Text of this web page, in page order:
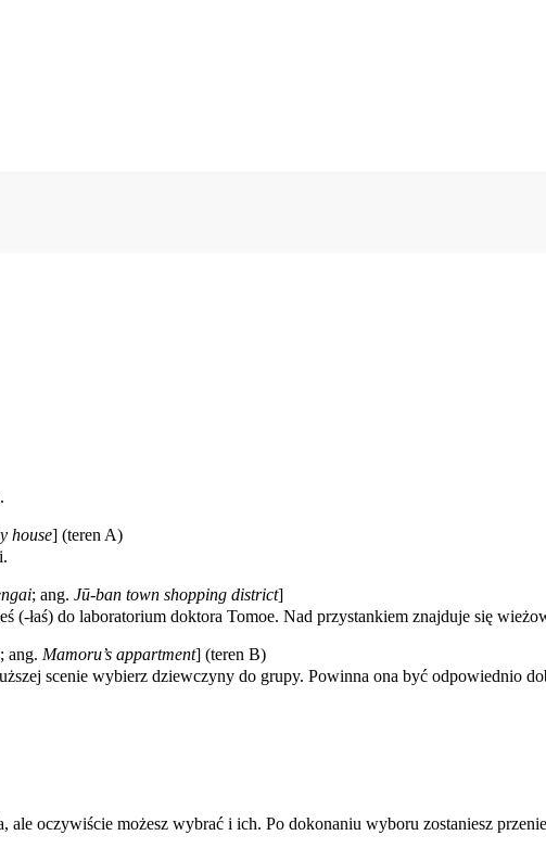
house] (teren A)
; ang. Jū-ban town shopping district]
(-łaś) do laboratorium doktora Tomoe. Nad przystankiem znajduje się
; ang. Mamoru’s appartment] (teren B)
scenie wybierz dziewczyny do grupy. Powinna ona być odpowiednio
ale oczywiście możesz wybrać i ich. Po dokonaniu wyboru zostaniesz